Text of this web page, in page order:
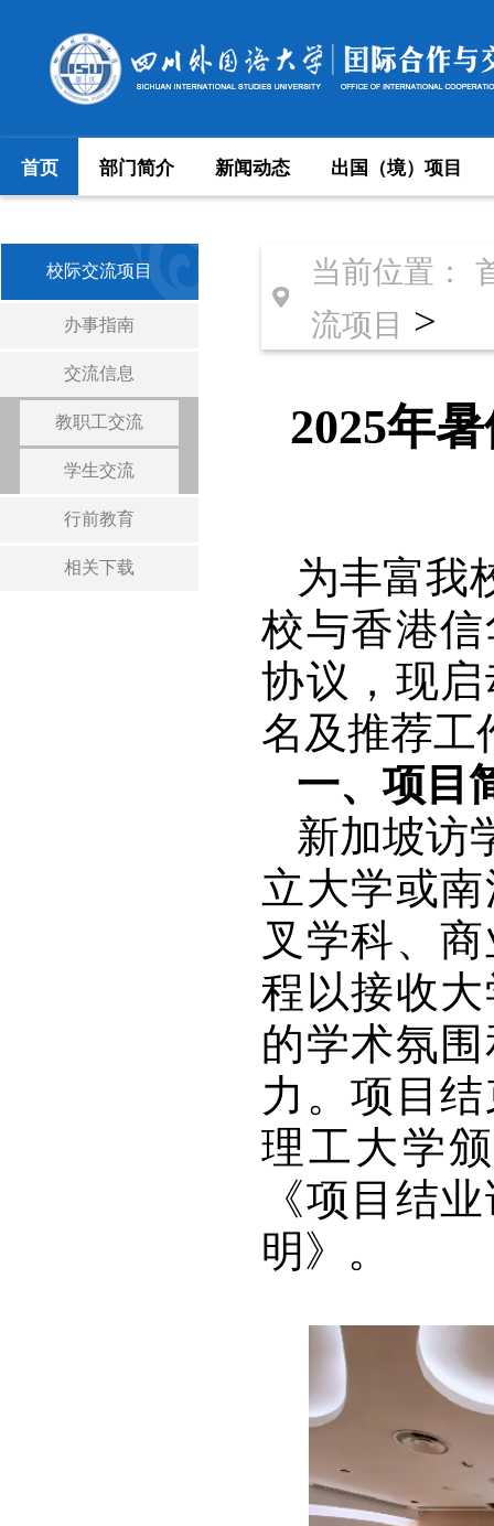
首页 部门简介 新闻动态 出国（境）项目
校际交流项目
办事指南
交流信息
教职工交流
学生交流
行前教育
相关下载
当前位置：
流项目 >
2025年
为丰富我
校与香港
协议，现
名及推荐工
一、项目
新加坡访
立大学或
叉学科、
程以接收
的学术氛
力。项目
理工大学
《项目结
明》。